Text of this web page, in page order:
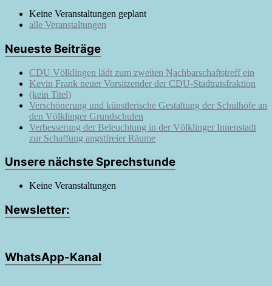
Keine Veranstaltungen geplant
alle Veranstaltungen
Neueste Beiträge
CDU Völklingen lädt zum zweiten Nachbarschaftstreff ein
Kevin Frank neuer Vorsitzender der CDU-Stadtratsfraktion
(kein Titel)
Verschönerung und künstlerische Gestaltung der Schulhöfe an
den Völklinger Grundschulen
Verbesserung der Beleuchtung in der Völklinger Innenstadt
zur Schaffung angstfreier Räume
Unsere nächste Sprechstunde
Keine Veranstaltungen
Newsletter:
WhatsApp-Kanal